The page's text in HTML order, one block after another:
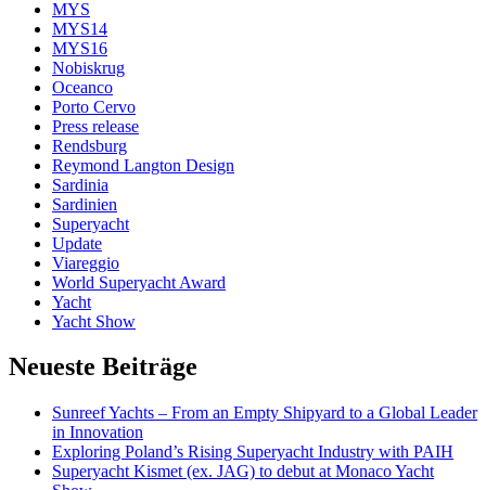
MYS
MYS14
MYS16
Nobiskrug
Oceanco
Porto Cervo
Press release
Rendsburg
Reymond Langton Design
Sardinia
Sardinien
Superyacht
Update
Viareggio
World Superyacht Award
Yacht
Yacht Show
Neueste Beiträge
Sunreef Yachts – From an Empty Shipyard to a Global Leader
in Innovation
Exploring Poland’s Rising Superyacht Industry with PAIH
Superyacht Kismet (ex. JAG) to debut at Monaco Yacht